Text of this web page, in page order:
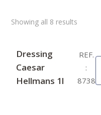
Showing all 8 results
Dressing
Caesar
Hellmans 1l
REF.
:
8738